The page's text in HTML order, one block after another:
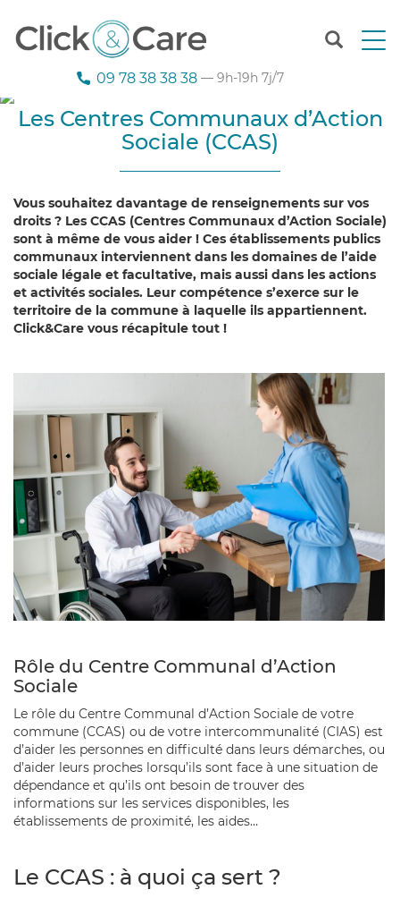
T
e
g
a
t
i
09 78 38 38 38 — 9h-19h 7j/7
Les Centres Communaux d’Action
Sociale (CCAS)
Vous souhaitez davantage de renseignements sur vos
droits ? Les CCAS (Centres Communaux d’Action Sociale)
sont à même de vous aider ! Ces établissements publics
communaux interviennent dans les domaines de l’aide
sociale légale et facultative, mais aussi dans les actions
et activités sociales. Leur compétence s’exerce sur le
territoire de la commune à laquelle ils appartiennent.
Click&Care vous récapitule tout !
Rôle du Centre Communal d’Action
Sociale
Le rôle du Centre Communal d’Action Sociale de votre
commune (CCAS) ou de votre intercommunalité (CIAS) est
d’aider les personnes en difficulté dans leurs démarches, ou
d’aider leurs proches lorsqu’ils sont face à une situation de
dépendance et qu’ils ont besoin de trouver des
informations sur les services disponibles, les
établissements de proximité, les aides…
Le CCAS : à quoi ça sert ?